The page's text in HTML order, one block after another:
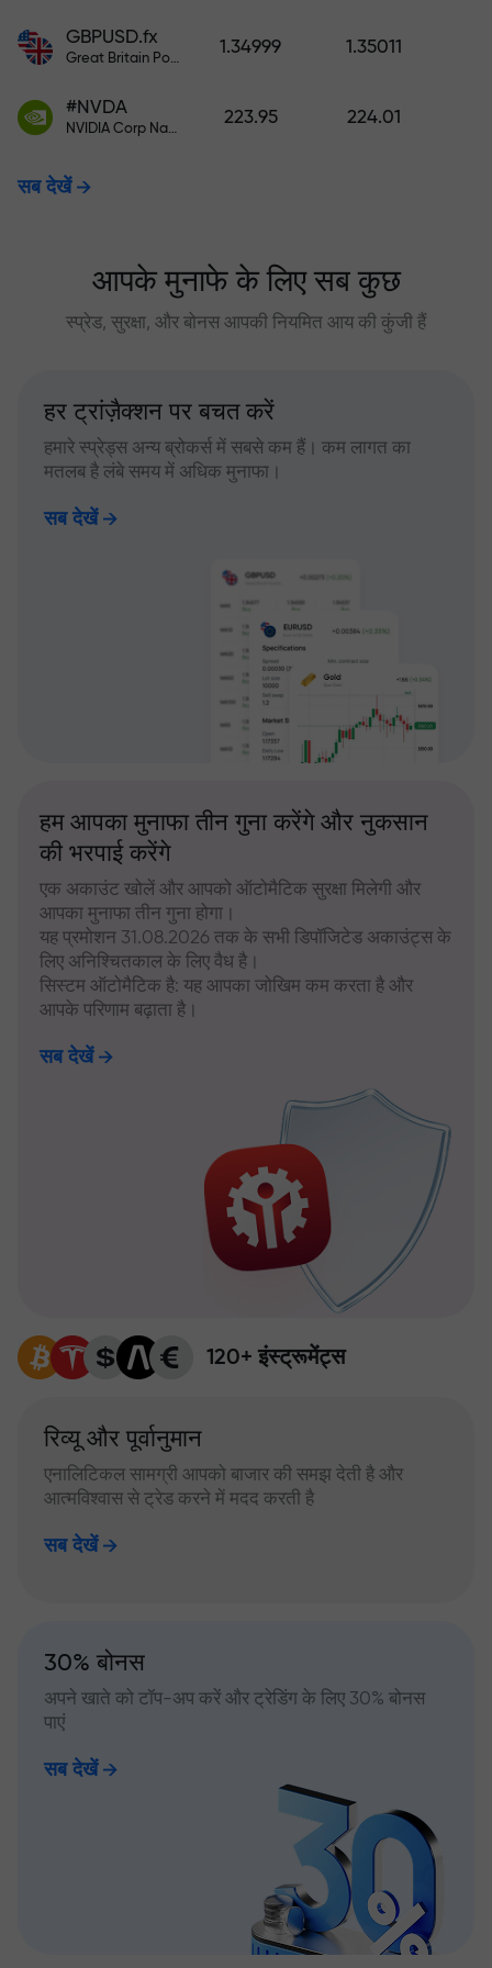
GBPUSD.fx
Great Britain Pound vs US Dollar
1.34999 1.35011
#NVDA
NVIDIA Corp Nasdaq Stock Exchange (Nasdaq) USD
223.95 224.01
सब देखें
आपके मुनाफे के लिए सब कुछ
स्प्रेड, सुरक्षा, और बोनस आपकी नियमित आय की कुंजी हैं
हर ट्रांज़ैक्शन पर बचत करें
हमारे स्प्रेड्स अन्य ब्रोकर्स में सबसे कम हैं। कम लागत का
मतलब है लंबे समय में अधिक मुनाफा।
सब देखें
हम आपका मुनाफा तीन गुना करेंगे और नुकसान
की भरपाई करेंगे
एक अकाउंट खोलें और आपको ऑटोमैटिक सुरक्षा मिलेगी और
आपका मुनाफा तीन गुना होगा।
यह प्रमोशन 31.08.2026 तक के सभी डिपॉजिटेड अकाउंट्स के
लिए अनिश्चितकाल के लिए वैध है।
सिस्टम ऑटोमैटिक है: यह आपका जोखिम कम करता है और
आपके परिणाम बढ़ाता है।
सब देखें
120+ इंस्ट्रूमेंट्स
रिव्यू और पूर्वानुमान
एनालिटिकल सामग्री आपको बाजार की समझ देती है और
आत्मविश्वास से ट्रेड करने में मदद करती है
सब देखें
30% बोनस
अपने खाते को टॉप-अप करें और ट्रेडिंग के लिए 30% बोनस
पाएं
सब देखें